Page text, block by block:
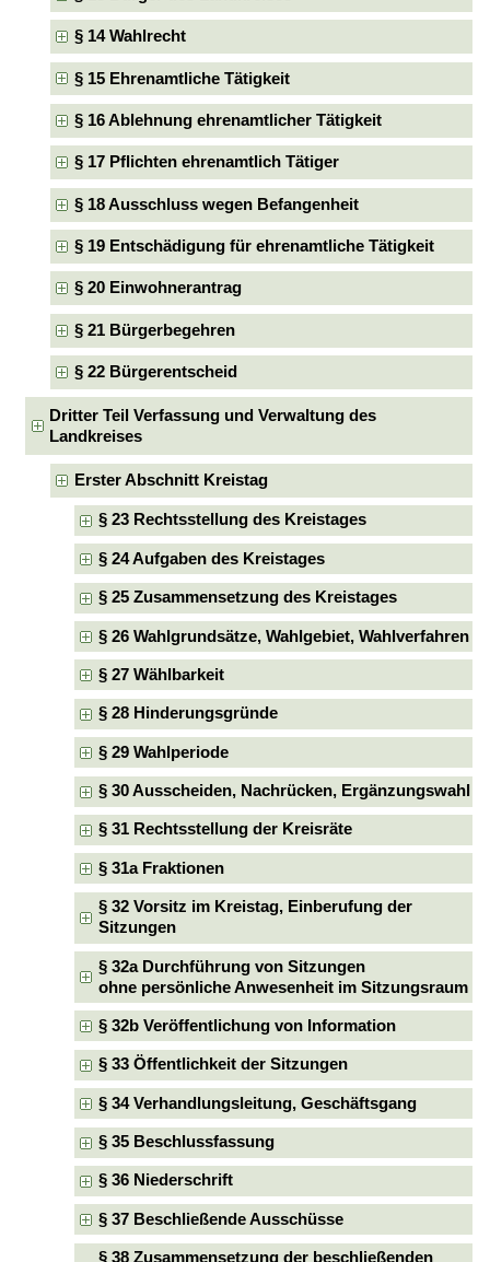
§ 14 Wahlrecht
§ 15 Ehrenamtliche Tätigkeit
§ 16 Ablehnung ehrenamtlicher Tätigkeit
§ 17 Pflichten ehrenamtlich Tätiger
§ 18 Ausschluss wegen Befangenheit
§ 19 Entschädigung für ehrenamtliche Tätigkeit
§ 20 Einwohnerantrag
§ 21 Bürgerbegehren
§ 22 Bürgerentscheid
Dritter Teil Verfassung und Verwaltung des
Landkreises
Erster Abschnitt Kreistag
§ 23 Rechtsstellung des Kreistages
§ 24 Aufgaben des Kreistages
§ 25 Zusammensetzung des Kreistages
§ 26 Wahlgrundsätze, Wahlgebiet, Wahlverfahren
§ 27 Wählbarkeit
§ 28 Hinderungsgründe
§ 29 Wahlperiode
§ 30 Ausscheiden, Nachrücken, Ergänzungswahl
§ 31 Rechtsstellung der Kreisräte
§ 31a Fraktionen
§ 32 Vorsitz im Kreistag, Einberufung der
Sitzungen
§ 32a Durchführung von Sitzungen
ohne persönliche Anwesenheit im Sitzungsraum
§ 32b Veröffentlichung von Information
§ 33 Öffentlichkeit der Sitzungen
§ 34 Verhandlungsleitung, Geschäftsgang
§ 35 Beschlussfassung
§ 36 Niederschrift
§ 37 Beschließende Ausschüsse
§ 38 Zusammensetzung der beschließenden